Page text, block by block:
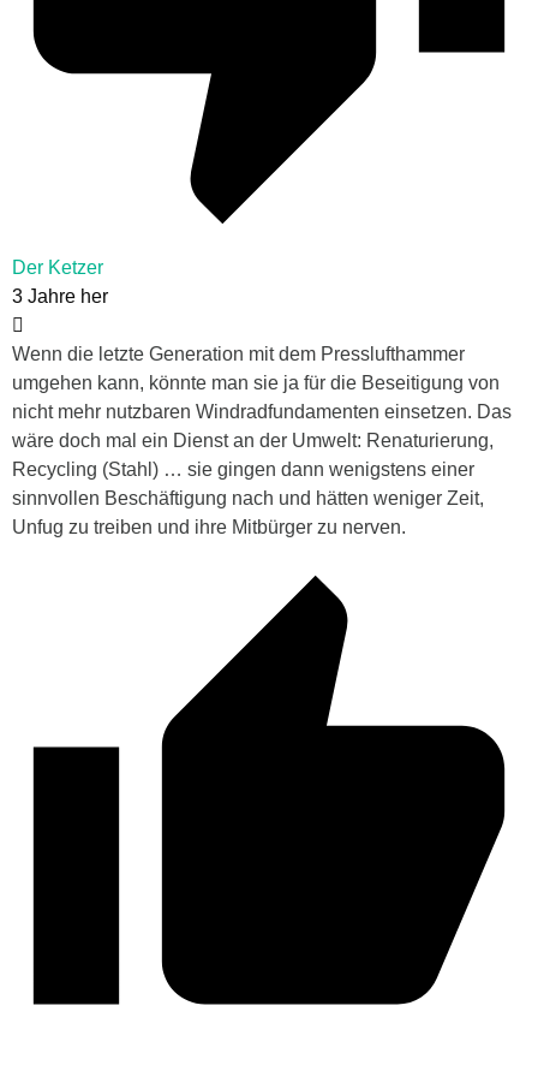
Der Ketzer
3 Jahre her
Wenn die letzte Generation mit dem Presslufthammer
umgehen kann, könnte man sie ja für die Beseitigung von
nicht mehr nutzbaren Windradfundamenten einsetzen. Das
wäre doch mal ein Dienst an der Umwelt: Renaturierung,
Recycling (Stahl) … sie gingen dann wenigstens einer
sinnvollen Beschäftigung nach und hätten weniger Zeit,
Unfug zu treiben und ihre Mitbürger zu nerven.